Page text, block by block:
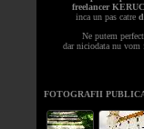
freelancer
inca un pas catre
Ne putem
dar niciodata nu vom
FOTOGRAFII